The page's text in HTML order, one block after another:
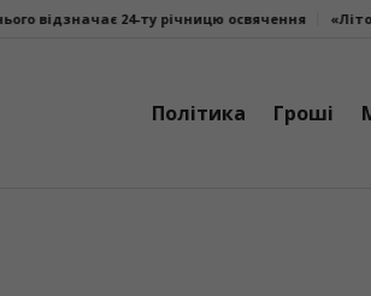
освячення «Літо. Люди. Сила»: втретє у
Політика Гроші